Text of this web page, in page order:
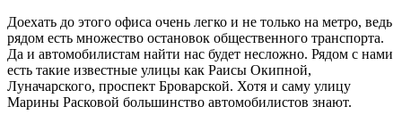
Доехать до этого офиса очень легко и не только на метро, ведь
рядом есть множество остановок общественного транспорта.
Да и автомобилистам найти нас будет несложно. Рядом с нами
есть такие известные улицы как Раисы Окипной,
Луначарского, проспект Броварской. Хотя и саму улицу
Марины Расковой большинство автомобилистов знают.